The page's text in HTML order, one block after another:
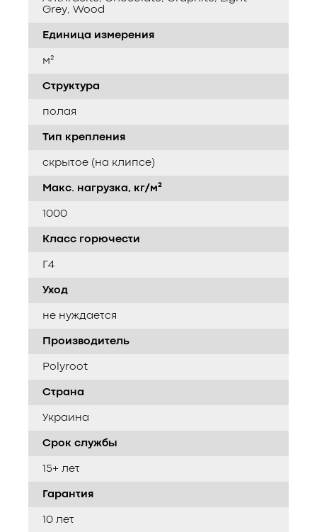
Grey, Wood
Единица измерения
м²
Структура
полая
Тип крепления
скрытое (на клипсе)
Макс. нагрузка, кг/м²
1000
Класс горючести
Г4
Уход
не нуждается
Производитель
Polyroot
Страна
Украина
Срок службы
15+ лет
Гарантия
10 лет